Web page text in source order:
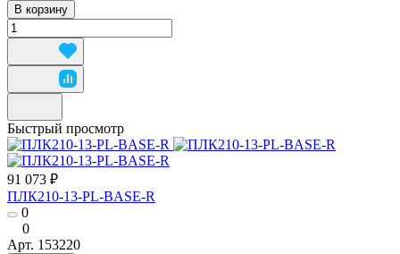
В корзину
Быстрый просмотр
91 073 ₽
ПЛК210-13-PL-BASE-R
0
0
Арт. 153220